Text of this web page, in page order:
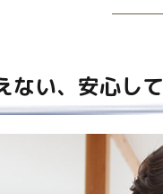
ない、安心し